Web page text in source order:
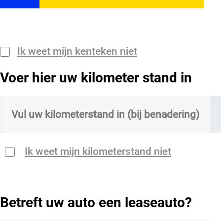
Ik weet mijn kenteken niet
Voer hier uw kilometer stand in
Ik weet mijn kilometerstand niet
Betreft uw auto een leaseauto?